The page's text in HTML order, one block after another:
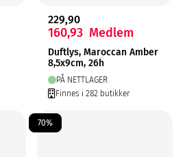
160,93 Medlem
229,90
Duftlys, Maroccan Amber
8,5x9cm, 26h
PÅ NETTLAGER
Finnes i 282 butikker
70%